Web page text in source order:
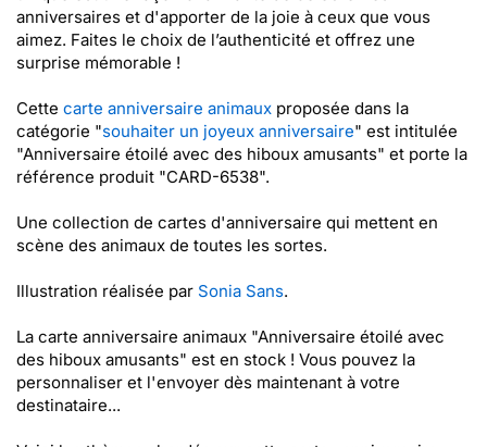
anniversaires et d'apporter de la joie à ceux que vous
aimez. Faites le choix de l’authenticité et offrez une
surprise mémorable !
Cette carte anniversaire animaux proposée dans la
catégorie "souhaiter un joyeux anniversaire" est intitulée
"Anniversaire étoilé avec des hiboux amusants" et porte la
référence produit "CARD-6538".
Une collection de cartes d'anniversaire qui mettent en
scène des animaux de toutes les sortes.
Illustration réalisée par Sonia Sans.
La carte anniversaire animaux "Anniversaire étoilé avec
des hiboux amusants" est en stock ! Vous pouvez la
personnaliser et l'envoyer dès maintenant à votre
destinataire...